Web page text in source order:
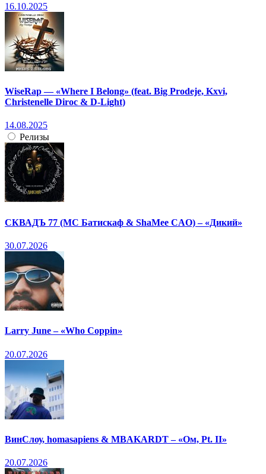
16.10.2025
WiseRap — «Where I Belong» (feat. Big Prodeje, Kxvi,
Christenelle Diroc & D-Light)
14.08.2025
Релизы
СКВАДЪ 77 (МС Батискаф & ShaMee CAO) – «Дикий»
30.07.2026
Larry June – «Who Coppin»
20.07.2026
ВинСлоу, homasapiens & MBAKARDT – «Ом, Pt. II»
20.07.2026